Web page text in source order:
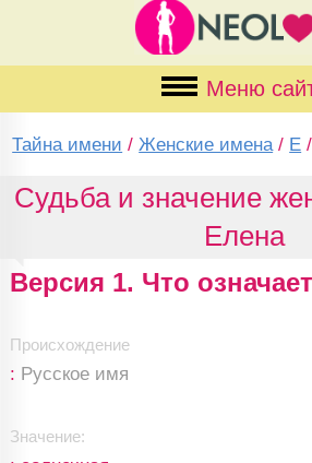
Меню
Тайна имени /Женские имена / Е /
Судьба и значение
Елена
Версия 1. Что
Происхождение
: Русское имя
Значение: